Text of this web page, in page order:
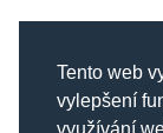
Tento web
vylepšení